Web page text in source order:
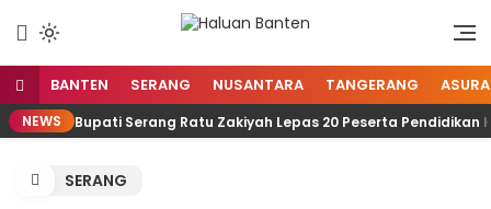
konten
BANTEN SERANG NUSANTARA TANGERANG
NEWS Bupati Serang Ratu Zakiyah Lepas 20 Peserta Pendidikan
SERANG